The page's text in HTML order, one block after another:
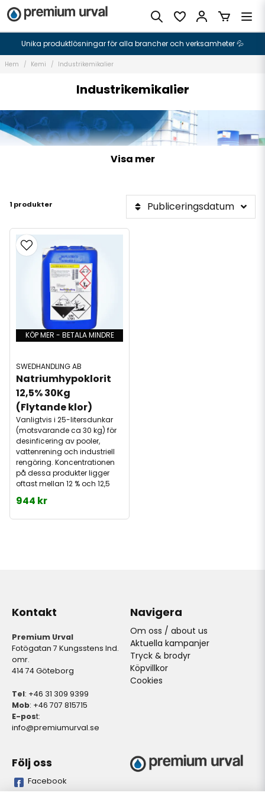
Unika produktlösningar för alla brancher och verksamheter 💦
Hem Kemi Industrikemikalier
Industrikemikalier
Visa mer
1 produkter Publiceringsdatum
KÖP MER - BETALA MINDRE
SWEDHANDLING AB
Natriumhypoklorit
12,5% 30Kg
(Flytande klor)
Vanligtvis i 25-litersdunkar
(motsvarande ca 30 kg) för
desinficering av pooler,
vattenrening och industriell
rengöring. Koncentrationen
på dessa produkter ligger
oftast mellan 12 % och 12,5
944 kr
Kontakt
Premium Urval
Fotögatan 7 Kungsstens Ind.
omr.
414 74 Göteborg
Tel: +46 31 309 9399
Mob: +46 707 815715
E-post:
info@premiumurval.se
Navigera
Om oss / about us
Aktuella kampanjer
Tryck & brodyr
Köpvillkor
Cookies
Följ oss
Facebook